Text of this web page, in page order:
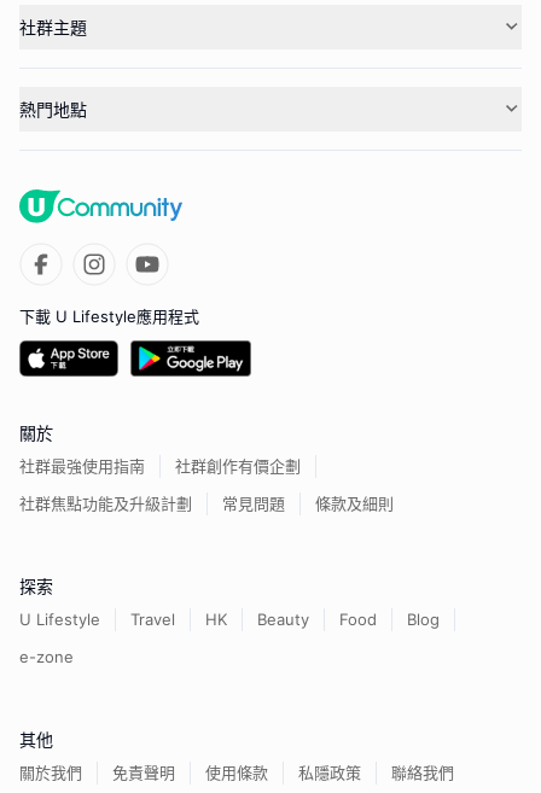
社群主題
熱門地點
下載 U Lifestyle應用程式
關於
社群最強使用指南
社群創作有價企劃
社群焦點功能及升級計劃
常見問題 條款及細則
探索
U Lifestyle Travel HK Beauty Food
Blog
e-zone
其他
關於我們 免責聲明 使用條款 私隱政策 聯絡我們